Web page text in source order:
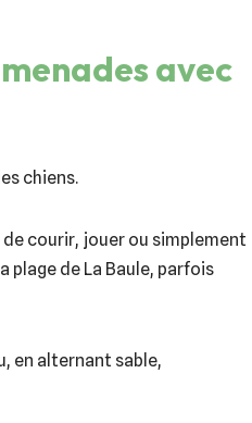
avec
chiens.
de courir, jouer ou simplement
plage de La Baule, parfois
en alternant sable,